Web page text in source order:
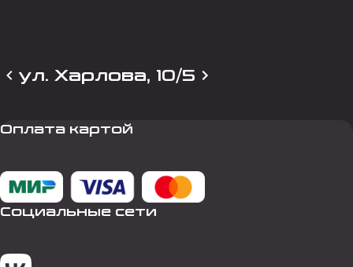
ул. Харлова, 10/5
Оплата картой
Социальные сети